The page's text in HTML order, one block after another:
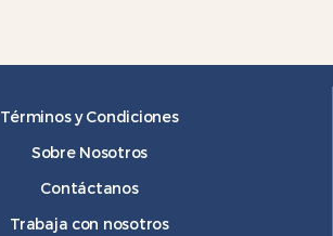
Términos y Condiciones
Sobre Nosotros
Contáctanos
Trabaja con nosotros